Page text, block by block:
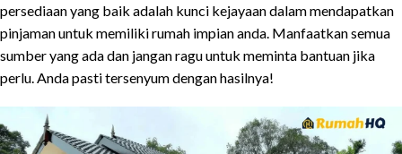
persediaan yang baik adalah kunci kejayaan dalam mendapatkan
pinjaman untuk memiliki rumah impian anda. Manfaatkan semua
sumber yang ada dan jangan ragu untuk meminta bantuan jika
perlu. Anda pasti tersenyum dengan hasilnya!